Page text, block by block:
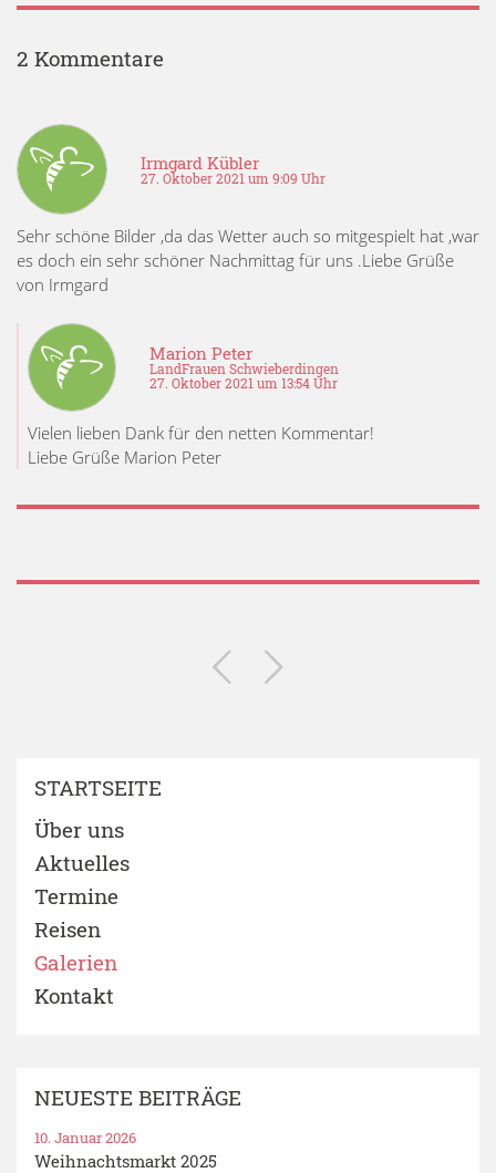
2 Kommentare
Irmgard Kübler
27. Oktober 2021 um 9:09 Uhr
Sehr schöne Bilder ,da das Wetter auch so mitgespielt hat ,war
es doch ein sehr schöner Nachmittag für uns .Liebe Grüße
von Irmgard
Marion Peter
LandFrauen Schwieberdingen
27. Oktober 2021 um 13:54 Uhr
Vielen lieben Dank für den netten Kommentar!
Liebe Grüße Marion Peter
STARTSEITE
Über uns
Aktuelles
Termine
Reisen
Galerien
Kontakt
NEUESTE BEITRÄGE
Weihnachtsmarkt 2025
10. Januar 2026